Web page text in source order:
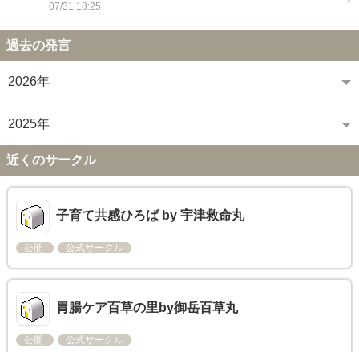
07/31 18:25
過去の発言
2026年
2025年
近くのサークル
子育て共感ひろば by 宇津救命丸
公開 公式サークル
胃腸ケア百草の里by御岳百草丸
公開 公式サークル